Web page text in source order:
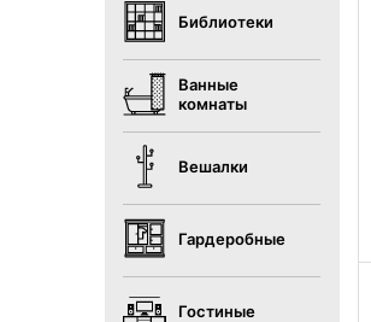
Библиотеки
Ванные
комнаты
Вешалки
Гардеробные
Гостиные